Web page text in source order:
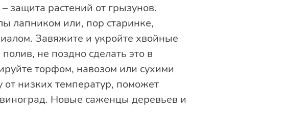
защита растений от грызунов.
лапником или, пор старинке,
Завяжите и укройте хвойные
не поздно сделать это в
торфом, навозом или сухими
низких температур, поможет
виноград. Новые саженцы деревьев и